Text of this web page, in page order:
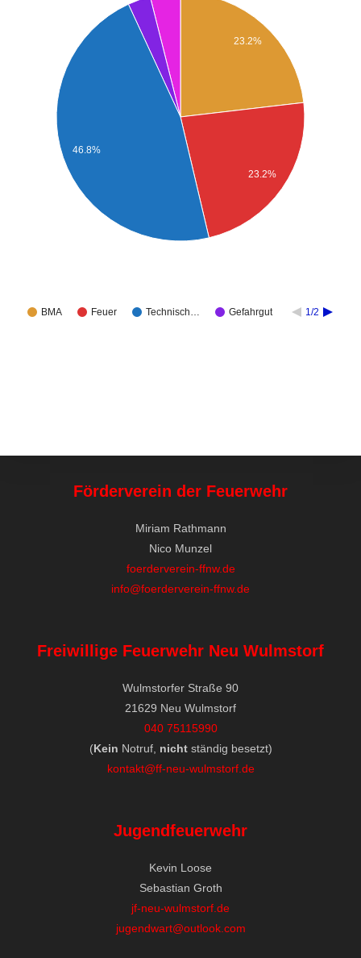
BMA Feuer Technisch… Gefahrgut 1/2
23.2%
23.2%
46.8%
Förderverein der Feuerwehr
Miriam Rathmann
Nico Munzel
foerderverein-ffnw.de
info@foerderverein-ffnw.de
Freiwillige Feuerwehr Neu Wulmstorf
Wulmstorfer Straße 90
21629 Neu Wulmstorf
040 75115990
(Kein Notruf, nicht ständig besetzt)
kontakt@ff-neu-wulmstorf.de
Jugendfeuerwehr
Kevin Loose
Sebastian Groth
jf-neu-wulmstorf.de
jugendwart@outlook.com